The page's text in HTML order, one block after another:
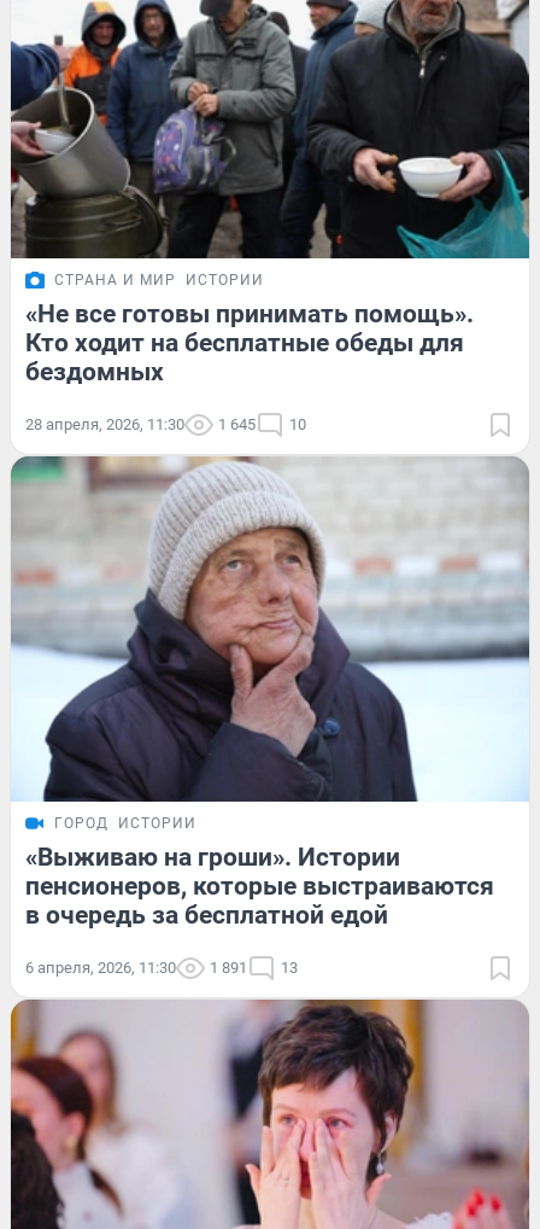
СТРАНА И МИР ИСТОРИИ
«Не все готовы принимать помощь».
Кто ходит на бесплатные обеды для
бездомных
28 апреля, 2026, 11:30 1 645 10
ГОРОД ИСТОРИИ
«Выживаю на гроши». Истории
пенсионеров, которые выстраиваются
в очередь за бесплатной едой
6 апреля, 2026, 11:30 1 891 13